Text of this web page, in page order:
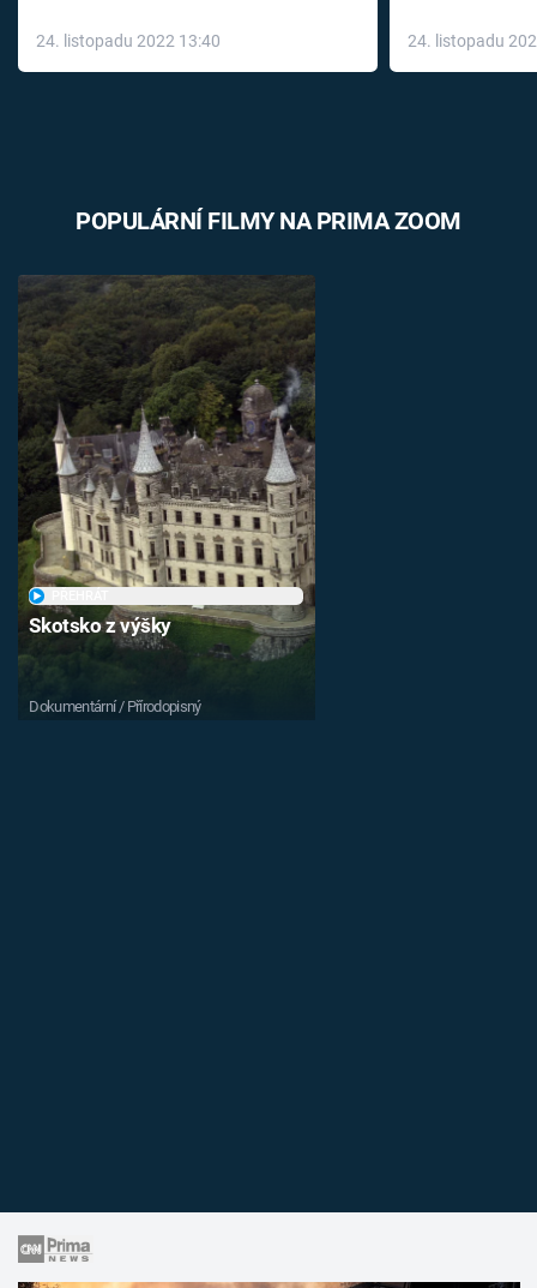
24. listopadu 2022 13:40
léky
24. listopadu
POPULÁRNÍ FILMY NA PRIMA ZOOM
Skotsko z výšky
Dokumentární / Přírodopisný